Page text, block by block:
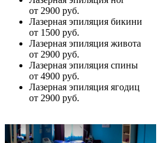
от 2900 руб.
Лазерная эпиляция бикини
от 1500 руб.
Лазерная эпиляция живота
от 2900 руб.
Лазерная эпиляция спины
от 4900 руб.
Лазерная эпиляция ягодиц
от 2900 руб.